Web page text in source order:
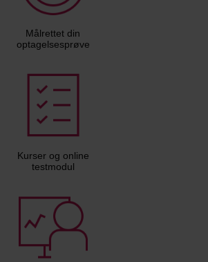
Målrettet din
optagelsesprøve
Kurser og online
testmodul